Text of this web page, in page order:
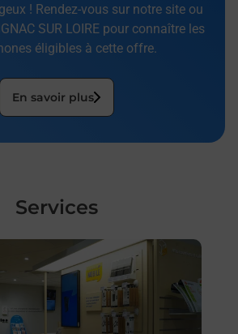
! Rendez-vous sur notre site ou
SUR LOIRE pour connaître les
éligibles à cette offre.
En savoir plus
Services